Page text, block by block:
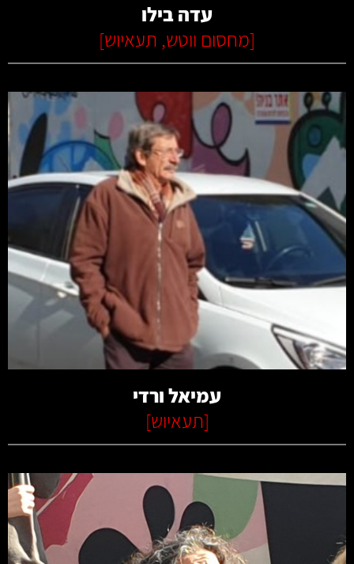
עדה בילו
[מחסום ווטש, תעאיוש]
קרא עוד
עמיאל ורדי
[תעאיוש]